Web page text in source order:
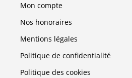
Mon compte
Nos honoraires
Mentions légales
Politique de confidentialité
Politique des cookies